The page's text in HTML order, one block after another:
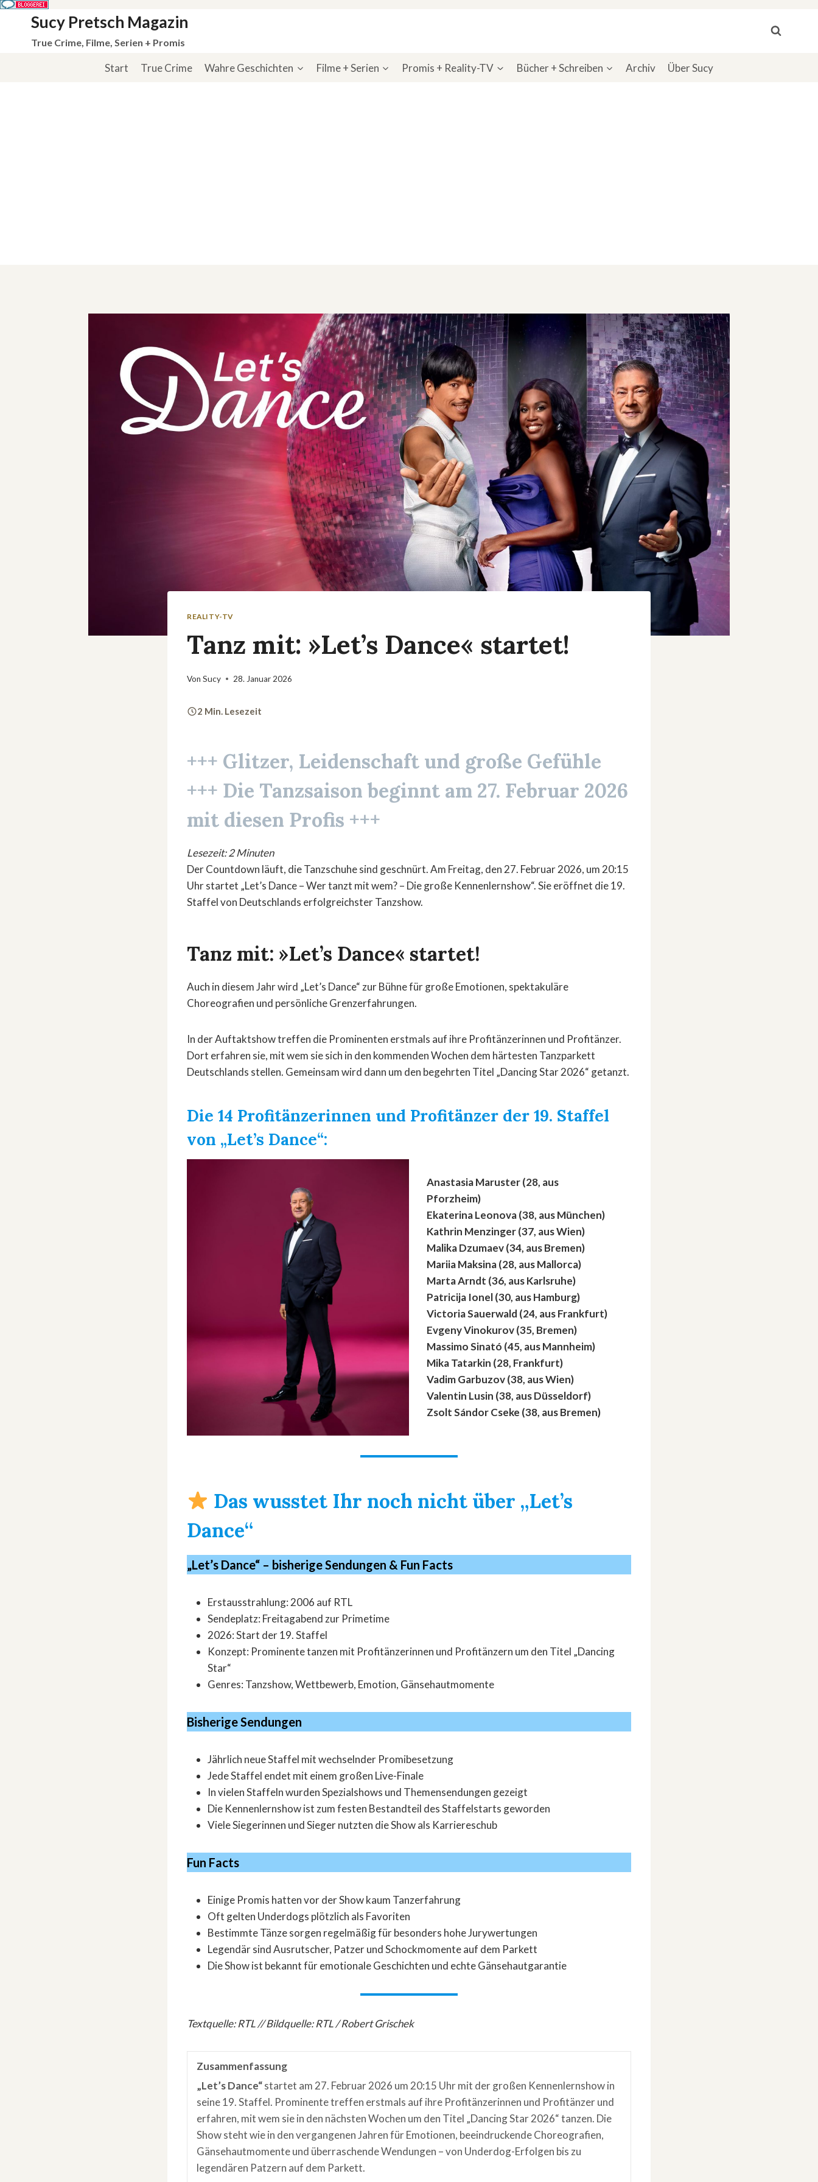
springen
Sucy Pretsch Magazin
True Crime, Filme, Serien + Promis
Start True Crime Wahre Geschichten Filme + Serien Promis + Reality-TV Bücher + Schreiben Archiv Über Sucy
REALITY-TV
Tanz mit: »Let’s Dance« startet!
Von Sucy 28. Januar 2026
2 Min. Lesezeit
+++ Glitzer, Leidenschaft und große Gefühle
+++ Die Tanzsaison beginnt am 27. Februar 2026
mit diesen Profis +++
Lesezeit: 2 Minuten
Der Countdown läuft, die Tanzschuhe sind geschnürt. Am Freitag, den 27. Februar 2026, um 20:15
Uhr startet „Let’s Dance – Wer tanzt mit wem? – Die große Kennenlernshow“. Sie eröffnet die 19.
Staffel von Deutschlands erfolgreichster Tanzshow.
Tanz mit: »Let’s Dance« startet!
Auch in diesem Jahr wird „Let’s Dance“ zur Bühne für große Emotionen, spektakuläre
Choreografien und persönliche Grenzerfahrungen.
In der Auftaktshow treffen die Prominenten erstmals auf ihre Profitänzerinnen und Profitänzer.
Dort erfahren sie, mit wem sie sich in den kommenden Wochen dem härtesten Tanzparkett
Deutschlands stellen. Gemeinsam wird dann um den begehrten Titel „Dancing Star 2026“ getanzt.
Die 14 Profitänzerinnen und Profitänzer der 19. Staffel
von „Let’s Dance“:
Anastasia Maruster (28, aus
Pforzheim)
Ekaterina Leonova (38, aus München)
Kathrin Menzinger (37, aus Wien)
Malika Dzumaev (34, aus Bremen)
Mariia Maksina (28, aus Mallorca)
Marta Arndt (36, aus Karlsruhe)
Patricija Ionel (30, aus Hamburg)
Victoria Sauerwald (24, aus Frankfurt)
Evgeny Vinokurov (35, Bremen)
Massimo Sinató (45, aus Mannheim)
Mika Tatarkin (28, Frankfurt)
Vadim Garbuzov (38, aus Wien)
Valentin Lusin (38, aus Düsseldorf)
Zsolt Sándor Cseke (38, aus Bremen)
Das wusstet Ihr noch nicht über „Let’s
Dance“
„Let’s Dance“ – bisherige Sendungen & Fun Facts
Erstausstrahlung: 2006 auf RTL
Sendeplatz: Freitagabend zur Primetime
2026: Start der 19. Staffel
Konzept: Prominente tanzen mit Profitänzerinnen und Profitänzern um den Titel „Dancing
Star“
Genres: Tanzshow, Wettbewerb, Emotion, Gänsehautmomente
Bisherige Sendungen
Jährlich neue Staffel mit wechselnder Promibesetzung
Jede Staffel endet mit einem großen Live-Finale
In vielen Staffeln wurden Spezialshows und Themensendungen gezeigt
Die Kennenlernshow ist zum festen Bestandteil des Staffelstarts geworden
Viele Siegerinnen und Sieger nutzten die Show als Karriereschub
Fun Facts
Einige Promis hatten vor der Show kaum Tanzerfahrung
Oft gelten Underdogs plötzlich als Favoriten
Bestimmte Tänze sorgen regelmäßig für besonders hohe Jurywertungen
Legendär sind Ausrutscher, Patzer und Schockmomente auf dem Parkett
Die Show ist bekannt für emotionale Geschichten und echte Gänsehautgarantie
Textquelle: RTL // Bildquelle: RTL / Robert Grischek
Zusammenfassung
„Let’s Dance“startet am 27. Februar 2026 um 20:15 Uhr mit der großen Kennenlernshow in
seine 19. Staffel. Prominente treffen erstmals auf ihre Profitänzerinnen und Profitänzer und
erfahren, mit wem sie in den nächsten Wochen um den Titel „Dancing Star 2026“ tanzen. Die
Show steht wie in den vergangenen Jahren für Emotionen, beeindruckende Choreografien,
Gänsehautmomente und überraschende Wendungen – von Underdog-Erfolgen bis zu
legendären Patzern auf dem Parkett.